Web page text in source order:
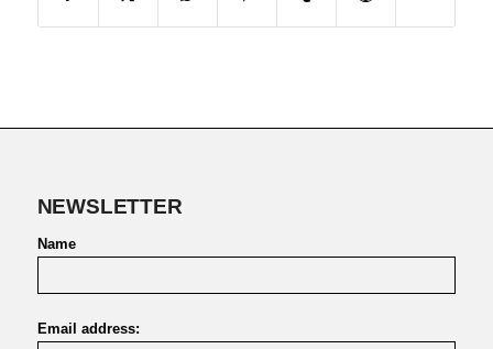
NEWSLETTER
Name
Email address: